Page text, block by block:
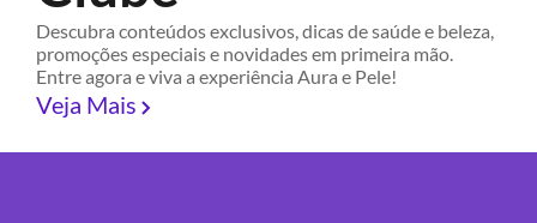
Descubra conteúdos exclusivos, dicas de saúde e beleza,
promoções especiais e novidades em primeira mão.
Entre agora e viva a experiência Aura e Pele!
Veja Mais